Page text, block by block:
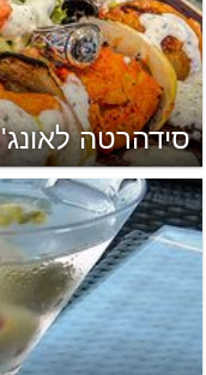
סידהרטה לאונג'